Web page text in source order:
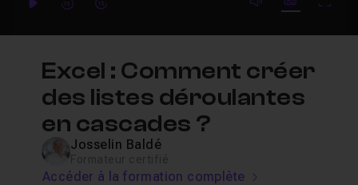
ForwardForward mute video
Subtitles
Excel : Comment créer
des listes déroulantes
en cascades ?
Josselin Baldé
Accéder à la formation complète